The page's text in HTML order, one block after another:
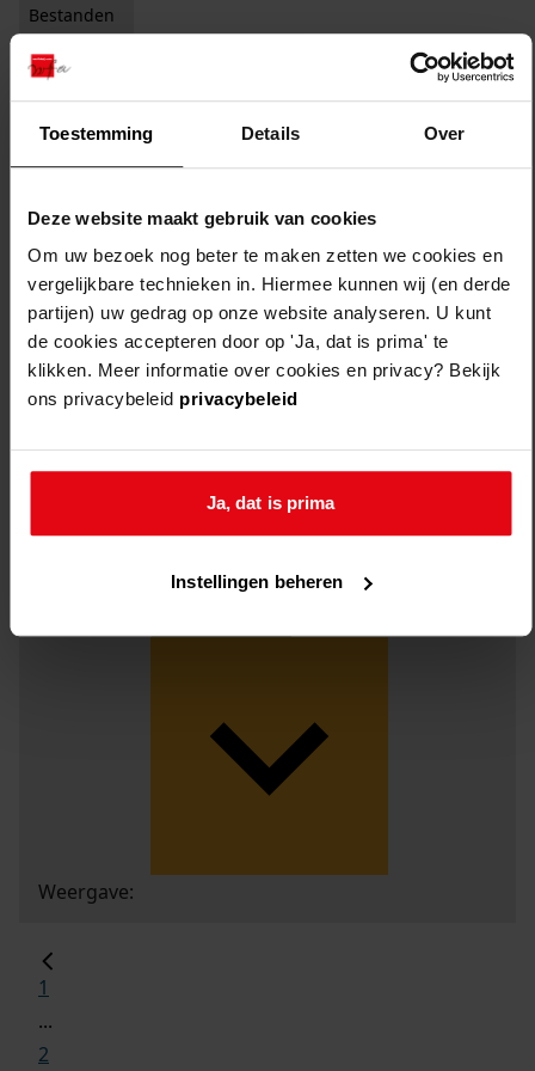
Toestemming Details Over
Deze website maakt gebruik van cookies
Om uw bezoek nog beter te maken zetten we cookies en
vergelijkbare technieken in. Hiermee kunnen wij (en derde
partijen) uw gedrag op onze website analyseren. U kunt
de cookies accepteren door op 'Ja, dat is prima' te
klikken. Meer informatie over cookies en privacy? Bekijk
ons privacybeleid privacybeleid
Ja, dat is prima
Instellingen beheren
Bestanden
Auteursrechtelijk beschermd
Vervaardiger
Zichtbaar studiezaal
1resultaten
sorteren op:
Weergave:
1
...
2